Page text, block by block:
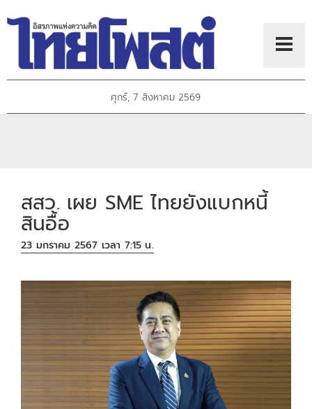
ศุกร์, 7 สิงหาคม 2569
สสว. เผย SME ไทยยังแบกหนี้
สินอื้อ
23 มกราคม 2567 เวลา 7:15 น.